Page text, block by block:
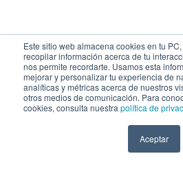
Este sitio web almacena cookies en tu
recopilar información acerca de tu
nos permite recordarte. Usamos esta
mejorar y personalizar tu experiencia de
analíticas y métricas acerca de nuestros
otros medios de comunicación. Para
cookies, consulta nuestra política de
Aceptar
SÍGUENOS EN: